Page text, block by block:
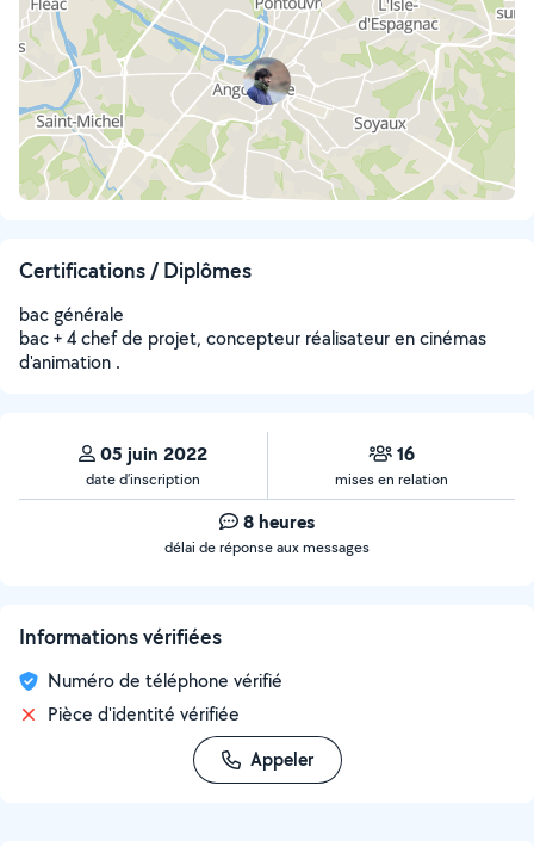
Certifications / Diplômes
bac générale
bac + 4 chef de projet, concepteur réalisateur en cinémas
d'animation .
05 juin 2022
date d’inscription
16
mises en relation
8 heures
délai de réponse aux messages
Informations vérifiées
Numéro de téléphone vérifié
Pièce d'identité vérifiée
Appeler